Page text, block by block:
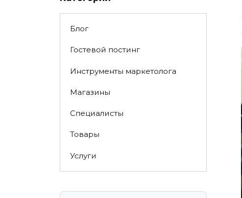
Блог
Гостевой постинг
Инструменты маркетолога
Магазины
Специалисты
Товары
Услуги